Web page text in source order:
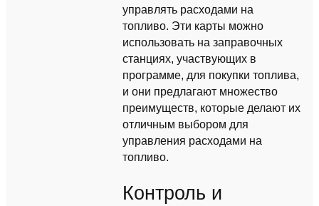
управлять расходами на
топливо. Эти карты можно
использовать на заправочных
станциях, участвующих в
программе, для покупки топлива,
и они предлагают множество
преимуществ, которые делают их
отличным выбором для
управления расходами на
топливо.
Контроль и